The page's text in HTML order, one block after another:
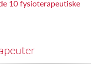
10 fysioterapeutiske